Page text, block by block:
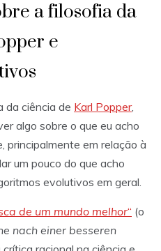
a filosofia da
e
da ciência de Karl Popper,
algo sobre o que eu acho
principalmente em relação à
um pouco do que acho
evolutivos em geral.
de um mundo melhor“ (o
nach einer besseren